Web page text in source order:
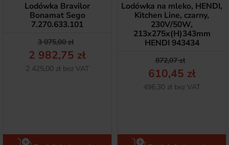
Lodówka Bravilor
Bonamat Sego
7.270.633.101
Cena podstawowa
3 075,00 zł
Cena
2 982,75 zł
Netto
2 425,00 zł bez VAT
Lodówka na mleko, HENDI,
Kitchen Line, czarny,
230V/50W,
213x275x(H)343mm
HENDI 943434
Cena
872,07 zł
Cena
610,45 zł
Netto
496,30 zł bez VAT